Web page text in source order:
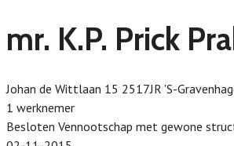
mr. K.P. Prick
Johan de Wittlaan 15 2517JR 'S-
1 werknemer
Besloten Vennootschap met gewone